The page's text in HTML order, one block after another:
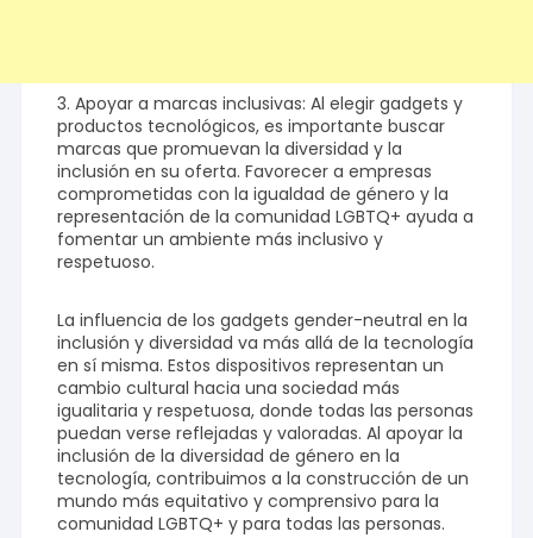
3. Apoyar a marcas inclusivas: Al elegir gadgets y
productos tecnológicos, es importante buscar
marcas que promuevan la diversidad y la
inclusión en su oferta. Favorecer a empresas
comprometidas con la igualdad de género y la
representación de la comunidad LGBTQ+ ayuda a
fomentar un ambiente más inclusivo y
respetuoso.
La influencia de los gadgets gender-neutral en la
inclusión y diversidad va más allá de la tecnología
en sí misma. Estos dispositivos representan un
cambio cultural hacia una sociedad más
igualitaria y respetuosa, donde todas las personas
puedan verse reflejadas y valoradas. Al apoyar la
inclusión de la diversidad de género en la
tecnología, contribuimos a la construcción de un
mundo más equitativo y comprensivo para la
comunidad LGBTQ+ y para todas las personas.